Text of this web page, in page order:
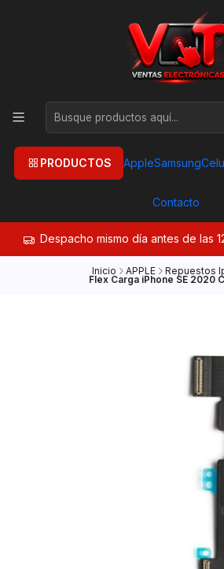
PRODUCTOS AppleSamsung
Contacto
Despacho mismo día antes de las
Inicio APPLE Repuestos
Flex Carga iPhone SE 2020